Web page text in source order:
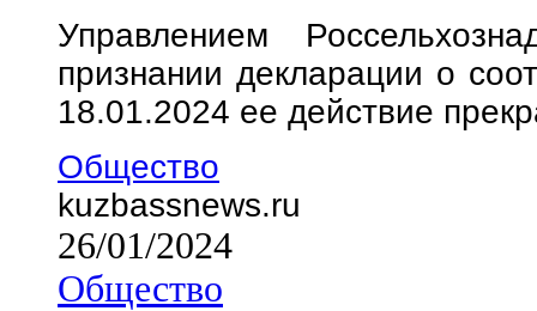
Управлением
признании декларации о
18.01.2024 ее действие
Общество
kuzbassnews.ru
26/01/2024
Общество